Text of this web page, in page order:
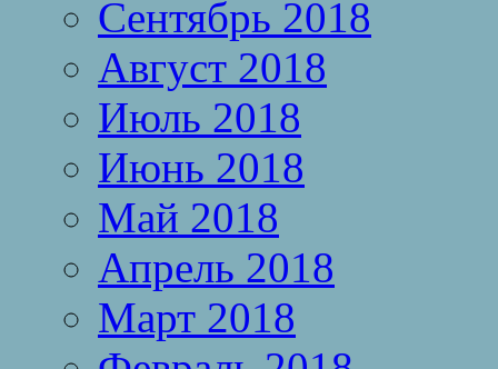
Сентябрь 2018
Август 2018
Июль 2018
Июнь 2018
Май 2018
Апрель 2018
Март 2018